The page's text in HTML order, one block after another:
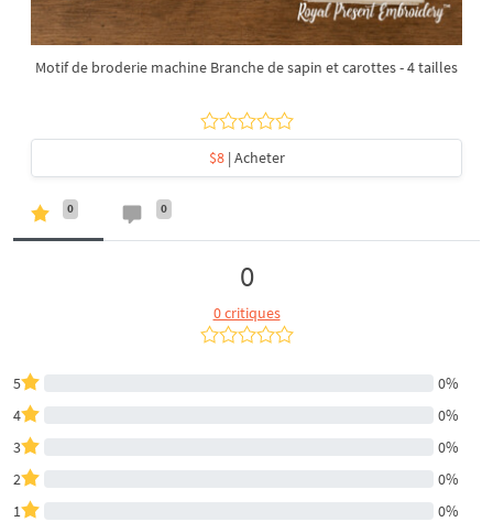
Motif de broderie machine Branche de sapin et carottes - 4 tailles
$8| Acheter
0 0
0
0 critiques
5
0%
4
0%
3
0%
2
0%
1
0%